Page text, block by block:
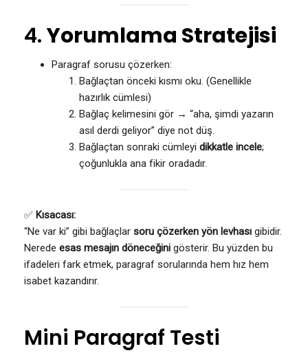
4.Yorumlama Stratejisi
Paragraf sorusu çözerken:
Bağlaçtan önceki kısmı oku. (Genellikle
hazırlık cümlesi)
Bağlaç kelimesini gör → “aha, şimdi yazarın
asıl derdi geliyor” diye not düş.
Bağlaçtan sonraki cümleyi dikkatle incele;
çoğunlukla ana fikir oradadır.
✅ Kısacası:
“Ne var ki” gibi bağlaçlar soru çözerken yön levhası gibidir.
Nerede esas mesajın döneceğini gösterir. Bu yüzden bu
ifadeleri fark etmek, paragraf sorularında hem hız hem
isabet kazandırır.
Mini Paragraf Testi